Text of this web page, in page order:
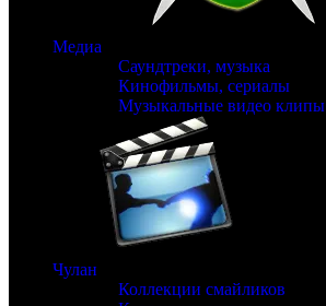
Медиа
Саундтреки, музыка
Кинофильмы, сериалы
Музыкальные видео клипы
Чулан
Коллекции смайликов